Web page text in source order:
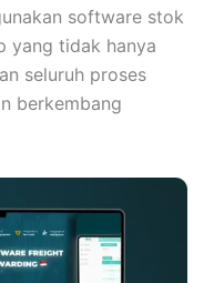
software stok
yang tidak hanya
seluruh proses
berkembang